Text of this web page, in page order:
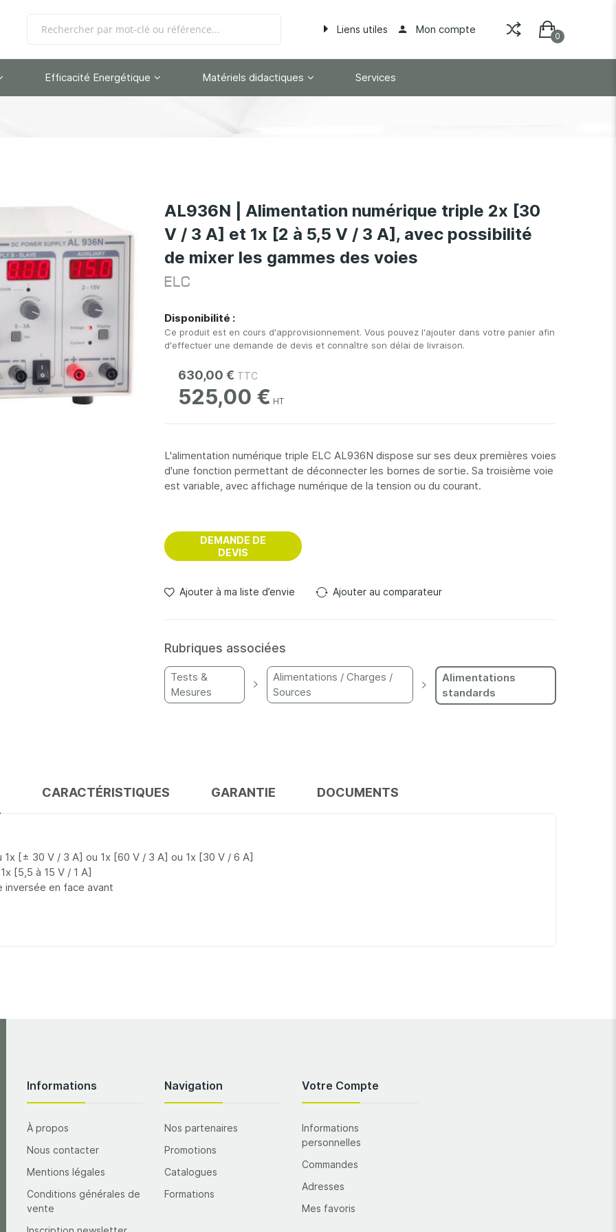
Liens utiles Mon compte
Efficacité Energétique Matériels didactiques Services
AL936N | Alimentation numérique triple 2x [30
V / 3 A] et 1x [2 à 5,5 V / 3 A], avec possibilité
de mixer les gammes des voies
ELC
Disponibilité :
Ce produit est en cours d'approvisionnement. Vous pouvez l'ajouter dans votre panier afin
d'effectuer une demande de devis et connaître son délai de livraison.
630,00 €
525,00 €
L'alimentation numérique triple ELC AL936N dispose sur ses deux premières voies
d'une fonction permettant de déconnecter les bornes de sortie. Sa troisième voie
est variable, avec affichage numérique de la tension ou du courant.
DEMANDE DE
DEVIS
Ajouter à ma liste d’envie Ajouter au comparateur
Rubriques associées
Tests &
Mesures
Alimentations / Charges /
Sources
Alimentations
standards
CARACTÉRISTIQUES GARANTIE DOCUMENTS
[± 30 V / 3 A] ou 1x [60 V / 3 A] ou 1x [30 V / 6 A]
[5,5 à 15 V / 1 A]
en face avant
Informations
À propos
Nous contacter
Mentions légales
Conditions générales de
vente
Navigation
Nos partenaires
Promotions
Catalogues
Formations
Votre Compte
Informations
personnelles
Commandes
Adresses
Mes favoris